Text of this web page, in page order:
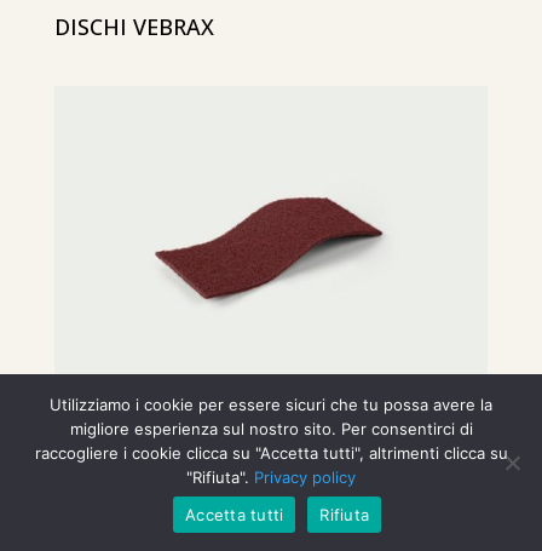
DISCHI VEBRAX
NYLON ABRASIVO TESSUTO NON
TESSUTO NOVEPAD
Utilizziamo i cookie per essere sicuri che tu possa avere la
migliore esperienza sul nostro sito. Per consentirci di
raccogliere i cookie clicca su "Accetta tutti", altrimenti clicca su
"Rifiuta". Privacy policy
Accetta tutti
Rifiuta